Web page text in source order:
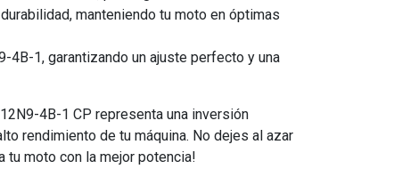
manteniendo tu moto en óptimas
4B-1, garantizando un ajuste perfecto y una
4B-1 CP representa una inversión
rendimiento de tu máquina. No dejes al azar
tu moto con la mejor potencia!